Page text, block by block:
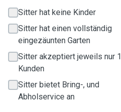
Sitter hat keine Kinder
Sitter hat einen vollständig
eingezäunten Garten
Sitter akzeptiert jeweils nur 1
Kunden
Sitter bietet Bring-, und
Abholservice an